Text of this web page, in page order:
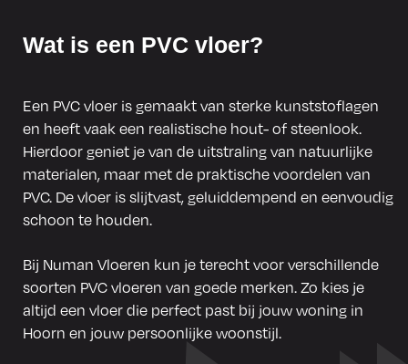
Wat is een PVC vloer?
Een PVC vloer is gemaakt van sterke kunststoflagen
en heeft vaak een realistische hout- of steenlook.
Hierdoor geniet je van de uitstraling van natuurlijke
materialen, maar met de praktische voordelen van
PVC. De vloer is slijtvast, geluiddempend en eenvoudig
schoon te houden.
Bij Numan Vloeren kun je terecht voor verschillende
soorten PVC vloeren van goede merken. Zo kies je
altijd een vloer die perfect past bij jouw woning in
Hoorn en jouw persoonlijke woonstijl.